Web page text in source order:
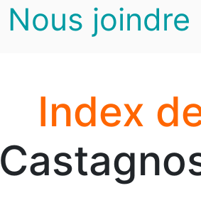
Nous joindre
Index